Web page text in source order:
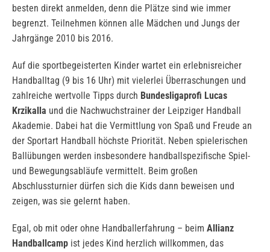
besten direkt anmelden, denn die Plätze sind wie immer
begrenzt. Teilnehmen können alle Mädchen und Jungs der
Jahrgänge 2010 bis 2016.
Auf die sportbegeisterten Kinder wartet ein erlebnisreicher
Handballtag (9 bis 16 Uhr) mit vielerlei Überraschungen und
zahlreiche wertvolle Tipps durch Bundesligaprofi Lucas
Krzikalla und die Nachwuchstrainer der Leipziger Handball
Akademie. Dabei hat die Vermittlung von Spaß und Freude an
der Sportart Handball höchste Priorität. Neben spielerischen
Ballübungen werden insbesondere handballspezifische Spiel-
und Bewegungsabläufe vermittelt. Beim großen
Abschlussturnier dürfen sich die Kids dann beweisen und
zeigen, was sie gelernt haben.
Egal, ob mit oder ohne Handballerfahrung – beim Allianz
Handballcamp ist jedes Kind herzlich willkommen, das